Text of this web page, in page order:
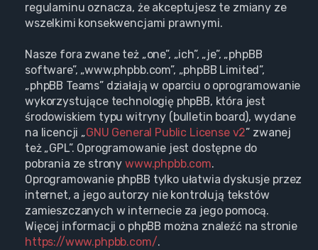
regulaminu oznacza, że akceptujesz te zmiany ze
wszelkimi konsekwencjami prawnymi.
Nasze fora zwane też „one”, „ich”, „je”, „phpBB
software”, „www.phpbb.com”, „phpBB Limited”,
„phpBB Teams” działają w oparciu o oprogramowanie
wykorzystujące technologię phpBB, która jest
środowiskiem typu witryny (bulletin board), wydane
na licencji „GNU General Public License v2” zwanej
też „GPL”. Oprogramowanie jest dostępne do
pobrania ze strony www.phpbb.com.
Oprogramowanie phpBB tylko ułatwia dyskusje przez
internet, a jego autorzy nie kontrolują tekstów
zamieszczanych w internecie za jego pomocą.
Więcej informacji o phpBB można znaleźć na stronie
https://www.phpbb.com/.